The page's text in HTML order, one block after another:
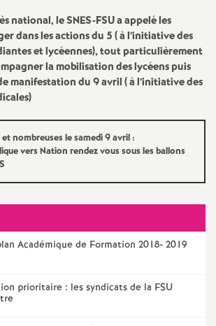
s
E
n
s
e
i
g
n
national, leSNES-FSUa appelé les
dans les actions du 5 ( à l’initiative des
et lycéennes), tout particulièrement
la mobilisation des lycéens puis
manifestation du 9 avril ( à l’initiative des
nombreuses le samedi 9 avril :
vers Nation rendez vous sous les ballons
Académique de Formation 2018- 2019
prioritaire : les syndicats de la FSU